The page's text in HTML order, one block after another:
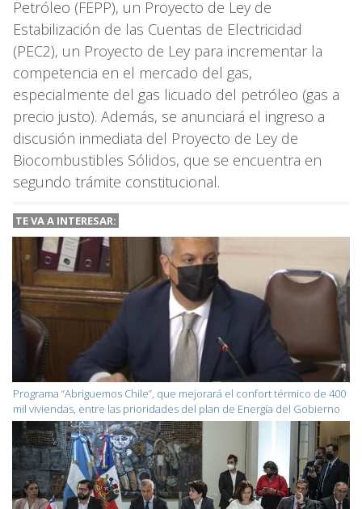
Petróleo (FEPP), un Proyecto de Ley de
Estabilización de las Cuentas de Electricidad
(PEC2), un Proyecto de Ley para incrementar la
competencia en el mercado del gas,
especialmente del gas licuado del petróleo (gas a
precio justo). Además, se anunciará el ingreso a
discusión inmediata del Proyecto de Ley de
Biocombustibles Sólidos, que se encuentra en
segundo trámite constitucional.
TE VA A INTERESAR:
Programa “Abriguemos Chile”, que mejorará el confort térmico de 400
mil viviendas, entre las prioridades del plan de Energía del Gobierno